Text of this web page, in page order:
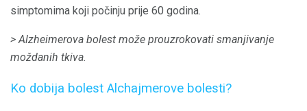
simptomima koji počinju prije 60 godina.
> Alzheimerova bolest može prouzrokovati smanjivanje
moždanih tkiva.
Ko dobija bolest Alchajmerove bolesti?